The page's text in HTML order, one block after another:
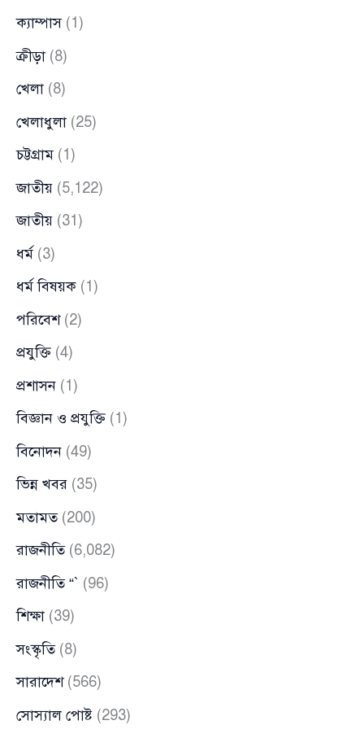
ক্যাম্পাস(1)
ক্রীড়া (8)
খেলা (8)
খেলাধুলা (25)
চট্টগ্রাম (1)
জাতীয় (5,122)
জাতীয় (31)
ধর্ম (3)
ধর্ম বিষয়ক (1)
পরিবেশ(2)
প্রযুক্তি (4)
প্রশাসন (1)
বিজ্ঞান ও প্রযুক্তি (1)
বিনোদন (49)
ভিন্ন খবর (35)
মতামত(200)
রাজনীতি(6,082)
রাজনীতি “` (96)
শিক্ষা (39)
সংস্কৃতি(8)
সারাদেশ(566)
সোস্যাল পোষ্ট (293)